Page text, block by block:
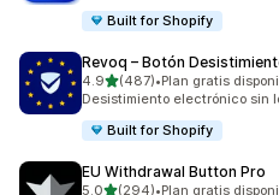
Built for Shopify
Revoq – Botón
4.9de 5 estrellas
(487)
487 reseñas en total
•Plan gratis
Desistimiento electrónico sin
Built for Shopify
EU Withdrawal Button Pro
5.0de 5 estrellas
(294)•Plan gratis